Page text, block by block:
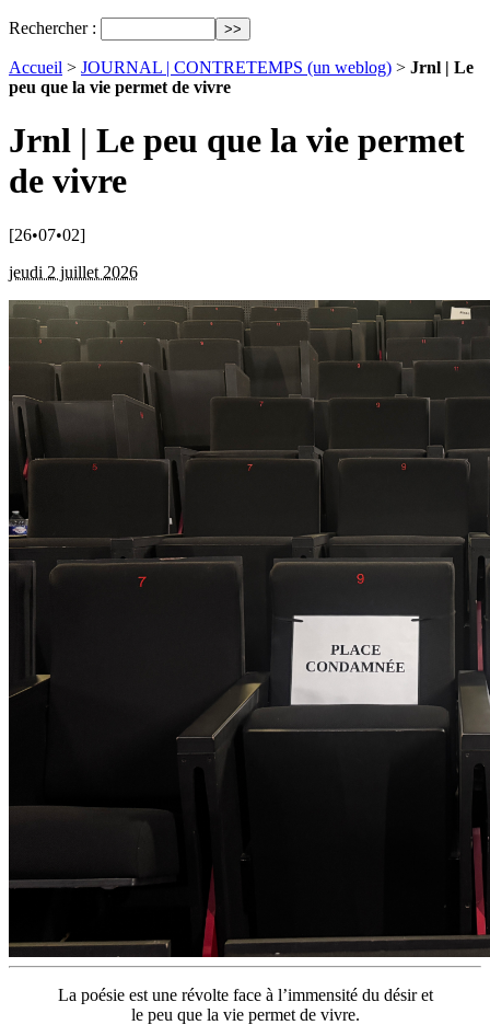
Rechercher :
Accueil > JOURNAL | CONTRETEMPS (un weblog) > Jrnl | Le
peu que la vie permet de vivre
Jrnl | Le peu que la vie permet
de vivre
[26•07•02]
jeudi 2 juillet 2026
La poésie est une révolte face à l’immensité du désir et
le peu que la vie permet de vivre.